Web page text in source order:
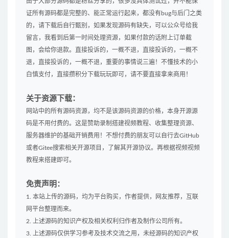
证所有源码都是完整的、能正常运行起来，都没有bug与后门之类
的，请下载后自行甄别，如果发现源码有缺失，可以公众号给我
留言，我看到后第一时间处理资源，如果付款的话附上订单截
图，会给你退款。直接投诉的，一概不退，直接投诉的，一概不
退，直接投诉的，一概不退，重要的事情说三遍！不懂技术的小
白慎支付，直接攒积分下载玩玩即可，请不要直接拿来商用！
关于资源下载：
网站中的所有源码资源，均不是该源码资源的价格，本身开源源
码是不用付费的。这是赞助录制搭建视频教程、收集整理资源、
服务器维护的基础开销费用！不想付费的朋友可以自行去GitHub
或者Gitee搜索相关开源项目，了解其开源协议。再根据视频视频
教程来搭建即可。
免责声明：
1. 本站上传的源码，均为平台购买，作者提供，网友推荐，互联
网平台整理而来。
2. 上述源码的知识产权及相关权利归作者及制作公司所有。
3. 上述源码仅供学习参考及技术交流之用，未经源码的知识产权